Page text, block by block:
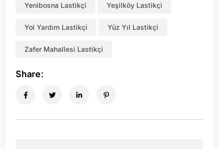
Yenibosna Lastikçi Yeşilköy Lastikçi
Yol Yardım Lastikçi Yüz Yıl Lastikçi
Zafer Mahallesi Lastikçi
Share: